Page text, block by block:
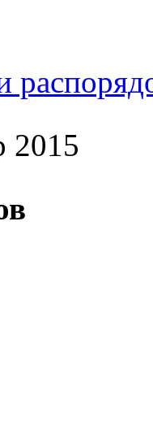
2015